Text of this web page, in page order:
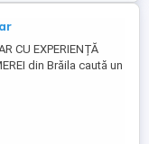
CU EXPERIENȚĂ
din Brăila caută un
în prepararea
românești. Activitatea
meniuri pentru
gătită Ce